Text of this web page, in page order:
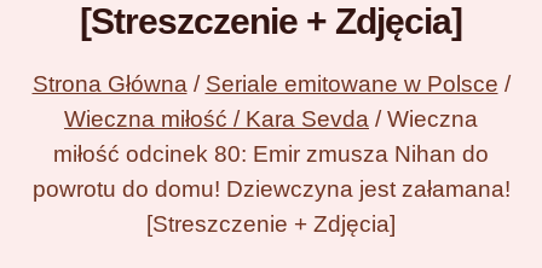
[Streszczenie + Zdjęcia]
Strona Główna / Seriale emitowane w Polsce /
Wieczna miłość / Kara Sevda / Wieczna
miłość odcinek 80: Emir zmusza Nihan do
powrotu do domu! Dziewczyna jest załamana!
[Streszczenie + Zdjęcia]